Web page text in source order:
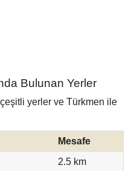
Bulunan Yerler
yerler ve Türkmen ile
Mesafe
2.5 km